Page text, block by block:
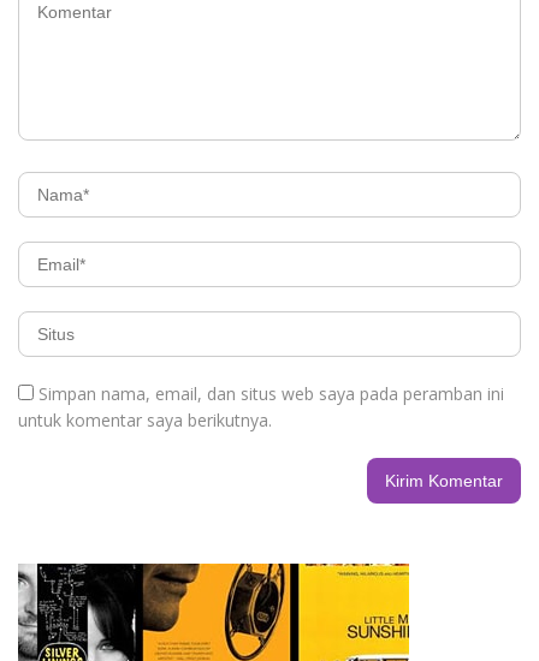
Simpan nama, email, dan situs web saya pada peramban ini
untuk komentar saya berikutnya.